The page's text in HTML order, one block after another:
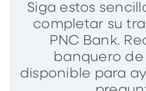
Siga estos
completar su
PNC Bank.
banquero de
disponible para